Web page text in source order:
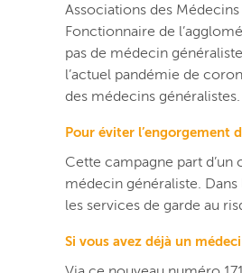
Associations des
Fonctionnaire de
pas de médecin
l’actuel pandémie de
des médecins généralistes.
Pour éviter l’engorgement
Cette campagne part
médecin généraliste.
les services de garde au
Si vous avez déjà un